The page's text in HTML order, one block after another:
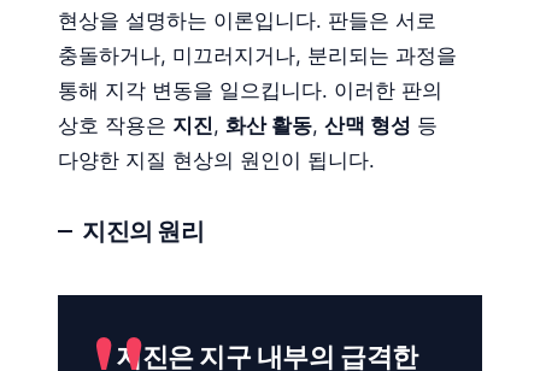
현상을 설명하는 이론입니다. 판들은 서로
충돌하거나, 미끄러지거나, 분리되는 과정을
통해 지각 변동을 일으킵니다. 이러한 판의
상호 작용은 지진, 화산 활동, 산맥 형성 등
다양한 지질 현상의 원인이 됩니다.
지진의 원리
지진은 지구 내부의 급격한